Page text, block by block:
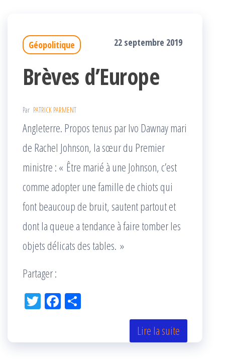
Géopolitique 22 septembre 2019
Brèves d’Europe
Par PATRICK PARMENT
Angleterre. Propos tenus par Ivo Dawnay mari
de Rachel Johnson, la sœur du Premier
ministre : « Être marié à une Johnson, c’est
comme adopter une famille de chiots qui
font beaucoup de bruit, sautent partout et
dont la queue a tendance à faire tomber les
objets délicats des tables. »
Partager :
Tw Fac
k r
Lire la suite